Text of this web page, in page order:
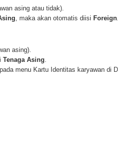
asing atau tidak).
, maka akan otomatis diisi Foreign.
asing).
Tenaga Asing.
menu Kartu Identitas karyawan di